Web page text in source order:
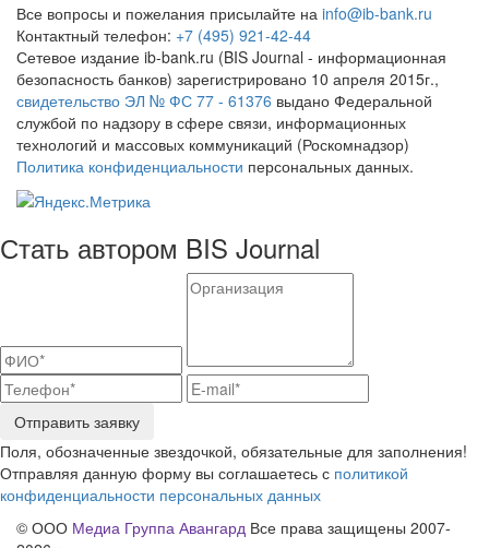
Все вопросы и пожелания присылайте на info@ib-bank.ru
Контактный телефон: +7 (495) 921-42-44
Сетевое издание ib-bank.ru (BIS Journal - информационная
безопасность банков) зарегистрировано 10 апреля 2015г.,
свидетельство ЭЛ № ФС 77 - 61376 выдано Федеральной
службой по надзору в сфере связи, информационных
технологий и массовых коммуникаций (Роскомнадзор)
Политика конфиденциальности персональных данных.
Стать автором BIS Journal
Отправить заявку
Поля, обозначенные звездочкой, обязательные для заполнения!
Отправляя данную форму вы соглашаетесь с политикой
конфиденциальности персональных данных
© ООО Медиа Группа Авангард Все права защищены 2007-